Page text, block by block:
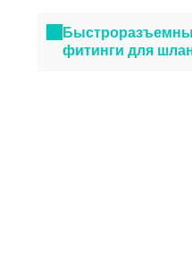
фитинги для